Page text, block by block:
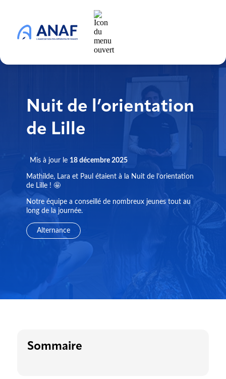
Nuit de l’orientation
de Lille
Mis à jour le 18 décembre 2025
Mathilde, Lara et Paul étaient à la Nuit de l’orientation
de Lille ! 🤩
Notre équipe a conseillé de nombreux jeunes tout au
long de la journée.
Alternance
Sommaire